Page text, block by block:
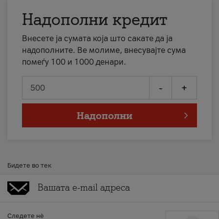
Надополни кредит
Внесете ја сумата која што сакате да ја
надополните. Ве молиме, внесувајте сума
помеѓу 100 и 1000 денари.
- +
Надополни
Бидете во тек
Следете нè